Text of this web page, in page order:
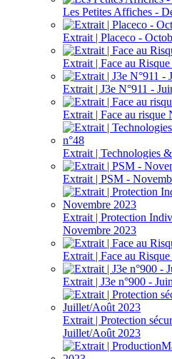
Les Petites Affiches -
Extrait | Placeco -
Extrait | Face au
Extrait | J3e N°911 -
Extrait | Face au risque
Extrait | Technologies
Extrait | PSM -
Extrait | Protection
Novembre 2023
Extrait | Face au
Extrait | J3e n°900 -
Extrait | Protection
Juillet/Août 2023